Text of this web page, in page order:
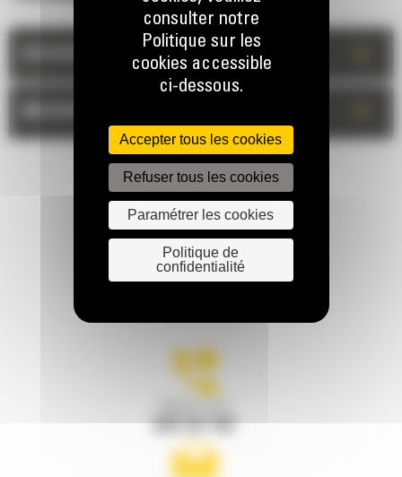
RESTONS EN CONTACT
078 157 767
consulter notre
Politique sur les
cookies accessible
ci-dessous.
Accepter tous les cookies
Refuser tous les cookies
Paramétrer les cookies
Politique de
confidentialité